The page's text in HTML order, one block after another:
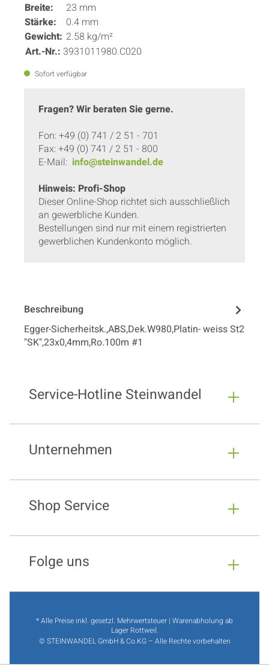
Breite:
23 mm
Stärke:
0.4 mm
Gewicht: 2.58 kg/m²
Art.-Nr.: 3931011980.C020
Sofort verfügbar
Fragen? Wir beraten Sie gerne.
Fon: +49 (0) 741 / 2 51 - 701
Fax: +49 (0) 741 / 2 51 - 800
E-Mail: info@steinwandel.de
Hinweis: Profi-Shop
Dieser Online-Shop richtet sich ausschließlich
an gewerbliche Kunden.
Bestellungen sind nur mit einem registrierten
gewerblichen Kundenkonto möglich.
Beschreibung
Egger-Sicherheitsk.,ABS,Dek.W980,Platin- weiss St2
"SK",23x0,4mm,Ro.100m #1
Service-Hotline Steinwandel
Unternehmen
Shop Service
Folge uns
* Alle Preise inkl. gesetzl. Mehrwertsteuer | Warenabholung ab
Lager Rottweil.
© STEINWANDEL GmbH & Co.KG – Alle Rechte vorbehalten